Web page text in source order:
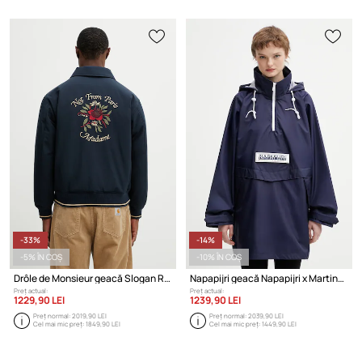
-33%
-5% ÎN COȘ
Drôle de Monsieur geacă Slogan Rose
Preț actual:
1229,90 LEI
Preț normal:2019,90 LEI
Cel mai mic preț:1849,90 LEI
-14%
-10% ÎN COȘ
Napapijri geacă Napapijri x Martine Rose
Preț actual:
1239,90 LEI
Preț normal:2039,90 LEI
Cel mai mic preț:1449,90 LEI